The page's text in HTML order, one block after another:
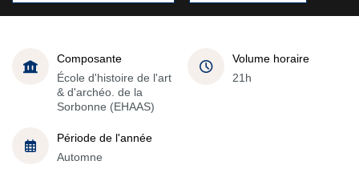
Composante
École d'histoire de l'art
& d'archéo. de la
Sorbonne (EHAAS)
Volume horaire
21h
Période de l'année
Automne